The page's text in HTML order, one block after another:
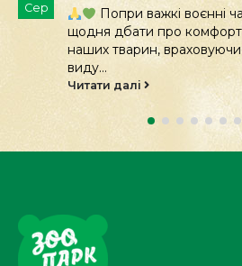
Сер
Попри важкі воєнні
щодня дбати про комфорт
наших тварин,
виду...
Читати далі